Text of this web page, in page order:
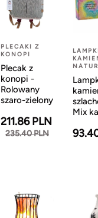
PLECAKI Z
KONOPI
Plecak z
konopi -
Rolowany
szaro-zielony
211.86 PLN
235.40 PLN
Mix